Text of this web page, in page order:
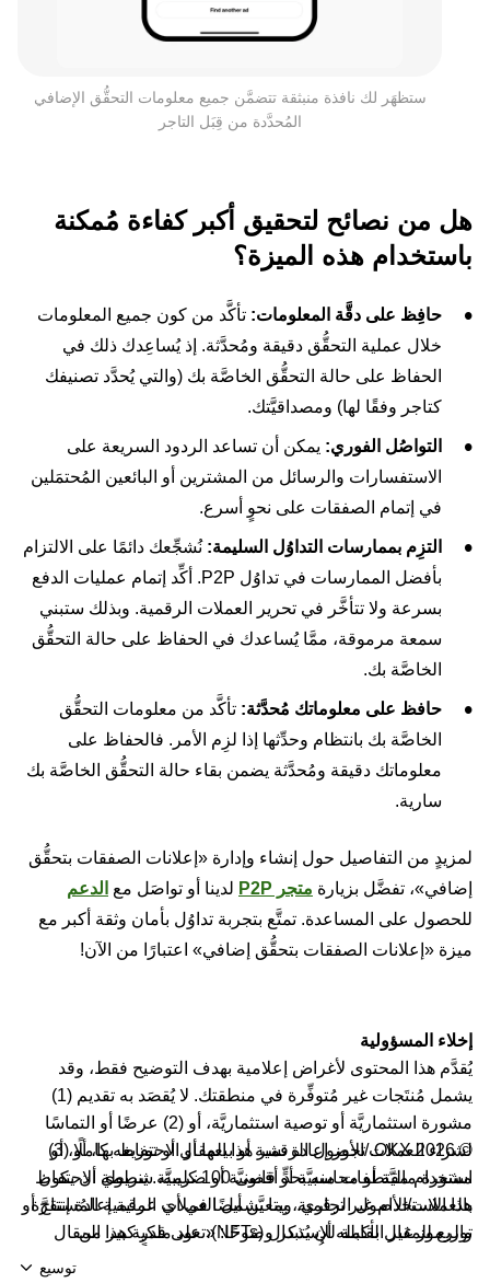
ستظهَر لك نافذة منبثقة تتضمَّن جميع معلومات التحقُّق الإضافي
المُحدَّدة من قِبَل التاجر
هل من نصائح لتحقيق أكبر كفاءة مُمكنة
باستخدام هذه الميزة؟
حافِظ على دقَّة المعلومات: تأكَّد من كون جميع المعلومات
خلال عملية التحقُّق دقيقة ومُحدَّثة. إذ يُساعِدك ذلك في
الحفاظ على حالة التحقُّق الخاصَّة بك (والتي يُحدَّد تصنيفك
كتاجر وفقًا لها) ومصداقيَّتك.
التواصُل الفوري: يمكن أن تساعد الردود السريعة على
الاستفسارات والرسائل من المشترين أو البائعين المُحتمَلين
في إتمام الصفقات على نحوٍ أسرع.
التزِم بممارسات التداوُل السليمة: نُشجِّعك دائمًا على الالتزام
بأفضل الممارسات في تداوُل P2P. أكِّد إتمام عمليات الدفع
بسرعة ولا تتأخَّر في تحرير العملات الرقمية. وبذلك ستبني
سمعة مرموقة، ممَّا يُساعدك في الحفاظ على حالة التحقُّق
الخاصَّة بك.
حافظ على معلوماتك مُحدَّثة: تأكَّد من معلومات التحقُّق
الخاصَّة بك بانتظام وحدِّثها إذا لزِم الأمر. فالحفاظ على
معلوماتك دقيقة ومُحدَّثة يضمن بقاء حالة التحقُّق الخاصَّة بك
سارية.
لمزيدٍ من التفاصيل حول إنشاء وإدارة «إعلانات الصفقات بتحقُّق
إضافي»، تفضَّل بزيارة متجر P2P لدينا أو تواصَل مع الدعم
للحصول على المساعدة. تمتَّع بتجربة تداوُل بأمان وثقة أكبر مع
ميزة «إعلانات الصفقات بتحقُّق إضافي» اعتبارًا من الآن!
إخلاء المسؤولية
يُقدَّم هذا المحتوى لأغراض إعلامية بهدف التوضيح فقط، وقد
يشمل مُنتَجات غير مُتوفِّرة في منطقتك. لا يُقصَد به تقديم (1)
مشورة استثماريَّة أو توصية استثماريَّة، أو (2) عرضًا أو التماسًا
لشراء العملات/الأصول الرقمية أو بيعها أو الاحتفاظ بها، أو (3)
مشورة ماليَّة أو محاسبيَّة أو قانونيَّة أو ضريبيَّة. ينطوي الاحتفاظ
بالعملات/الأصول الرقمية، بما يشمل العملات الرقمية المُستقرَّة
والرموز غير القابلة للاستبدال (NFTs)، على قدرٍ كبير من
© 2026 OKX. تجوز إعادة نشر هذا المقال أو توزيعه كاملًا، أو
استخدام مقتطفات منه بحدٍّ أقصى 100 كلمة، شريطة أن يكون
هذا الاستخدام غير تجاري. ويتعيَّن أيضًا في أي عملية إعادة إنتاج أو
توزيع للمقال بأكمله أن يُذكر وضوحًا: «تعود ملكية هذا المقال
توسيع